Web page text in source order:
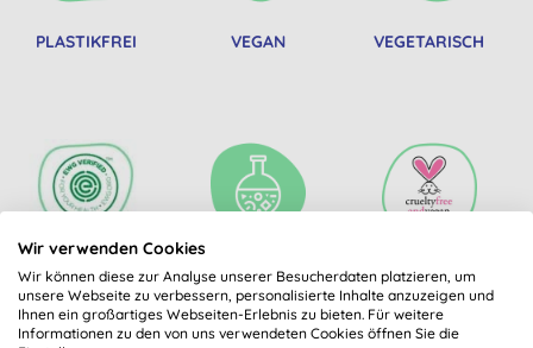
PLASTIKFREI VEGAN VEGETARISCH
EWG VERIFIED
MICROPLASTIC
FREE
PETA BEAUTY
WITHOUT BUNNIES
Wir verwenden Cookies
Wir können diese zur Analyse unserer Besucherdaten platzieren, um
unsere Webseite zu verbessern, personalisierte Inhalte anzuzeigen und
Ihnen ein großartiges Webseiten-Erlebnis zu bieten. Für weitere
Informationen zu den von uns verwendeten Cookies öffnen Sie die